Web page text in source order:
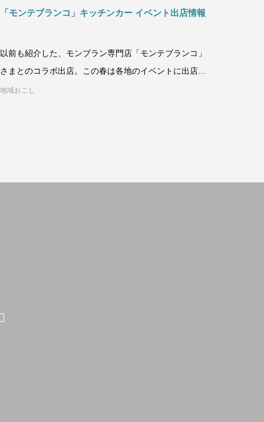
「モンテブランコ」キッチンカー イベント出店情報
以前も紹介した、モンブラン専門店「モンテブランコ」
さまとのコラボ出店。この春は各地のイベントに出店さ
せていただきます！https:/
地域おこし